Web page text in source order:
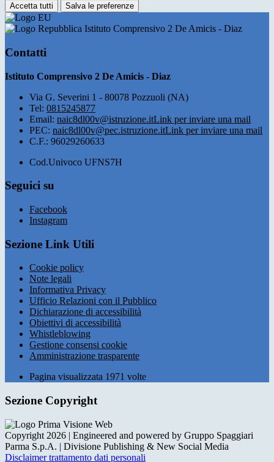
Accetta tutti Salva le preferenze
Istituto Comprensivo 2 De Amicis - Diaz
Contatti
Istituto Comprensivo 2 De Amicis - Diaz
Via G. Severini 1 - 80078 Pozzuoli (NA)
Tel: 0815245877
Email: naic8dl00v@istruzione.itLink per inviare una mail
PEC: naic8dl00v@pec.istruzione.itLink per inviare una mail
C.F.: 96029260633
Cod.Univoco UFNS7H
Seguici su
Facebook
Instagram
Sezione Link Utili
Cookie policy
Note legali
Informativa Privacy
Ufficio Relazioni con il Pubblico
Dichiarazione di accessibilità
Obiettivi di accessibilità
Whistleblowing
Gestione consensi cookie
Amministrazione trasparente
Pagina visualizzata 1971 volte
Sezione Copyright
Copyright 2026 | Engineered and powered by Gruppo Spaggiari
Parma S.p.A. | Divisione Publishing & New Social Media
Disclaimer trattamento dati personali